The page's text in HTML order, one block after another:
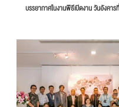
บรรยากาศในงานพิธีเปิดงาน วันอังคา